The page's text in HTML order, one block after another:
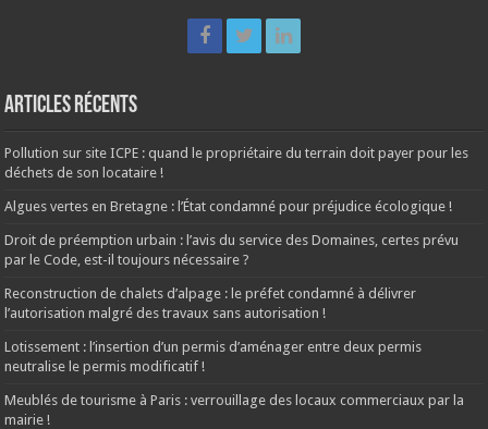
Articles récents
Pollution sur site ICPE : quand le propriétaire du terrain doit payer pour les
déchets de son locataire !
Algues vertes en Bretagne : l’État condamné pour préjudice écologique !
Droit de préemption urbain : l’avis du service des Domaines, certes prévu
par le Code, est-il toujours nécessaire ?
Reconstruction de chalets d’alpage : le préfet condamné à délivrer
l’autorisation malgré des travaux sans autorisation !
Lotissement : l’insertion d’un permis d’aménager entre deux permis
neutralise le permis modificatif !
Meublés de tourisme à Paris : verrouillage des locaux commerciaux par la
mairie !